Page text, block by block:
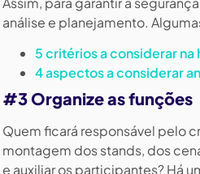
análise e planejamento.
5 critérios a considerar na
4 aspectos a considerar
#3 Organize as funções
Quem ficará responsável pelo
montagem dos stands, dos
e auxiliar os participantes? Há